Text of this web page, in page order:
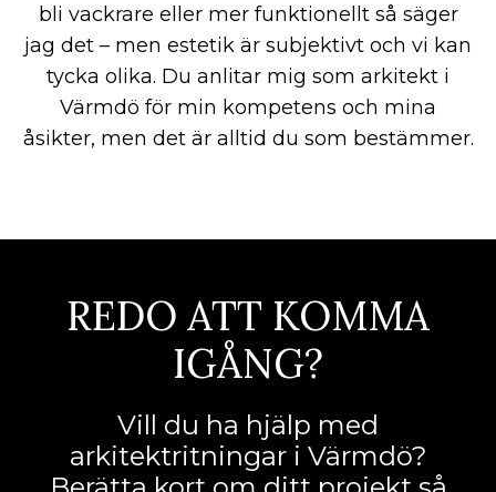
bli vackrare eller mer funktionellt så säger
jag det – men estetik är subjektivt och vi kan
tycka olika. Du anlitar mig som arkitekt i
Värmdö för min kompetens och mina
åsikter, men det är alltid du som bestämmer.
REDO ATT KOMMA
IGÅNG?
Vill du ha hjälp med
arkitektritningar i Värmdö?